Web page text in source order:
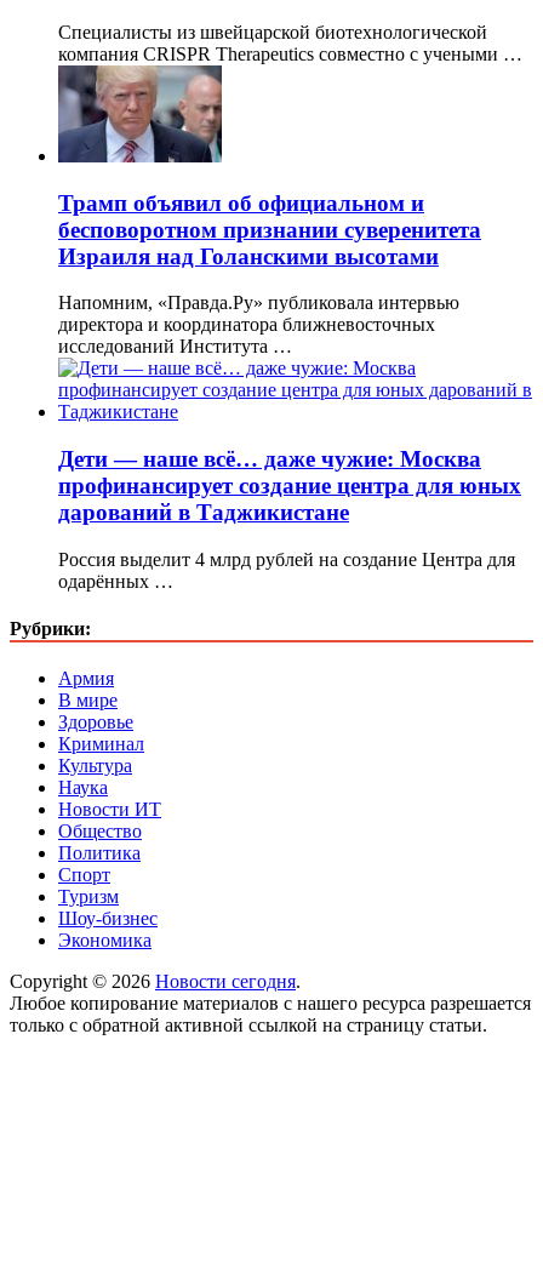
Специалисты из швейцарской биотехнологической
компания CRISPR Therapeutics совместно с учеными …
Трамп объявил об официальном и
бесповоротном признании суверенитета
Израиля над Голанскими высотами
Напомним, «Правда.Ру» публиковала интервью
директора и координатора ближневосточных
исследований Института …
Дети — наше всё… даже чужие: Москва
профинансирует создание центра для юных
дарований в Таджикистане
Россия выделит 4 млрд рублей на создание Центра для
одарённых …
Рубрики:
Армия
В мире
Здоровье
Криминал
Культура
Наука
Новости ИТ
Общество
Политика
Спорт
Туризм
Шоу-бизнес
Экономика
Copyright © 2026 Новости сегодня.
Любое копирование материалов с нашего ресурса разрешается
только с обратной активной ссылкой на страницу статьи.